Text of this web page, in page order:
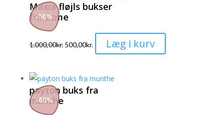
-50%
Maxia fløjls bukser
fra Esme
1.000,00kr. 500,00kr. Læg i kurv
vare
-60%
payton buks fra
munthe